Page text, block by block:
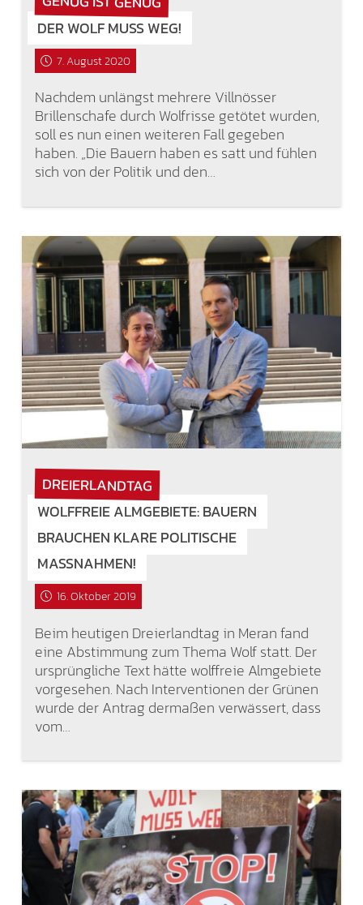
DER WOLF MUSS WEG!
7. August 2020
Nachdem unlängst mehrere Villnösser
Brillenschafe durch Wolfrisse getötet wurden,
soll es nun einen weiteren Fall gegeben
haben. „Die Bauern haben es satt und fühlen
sich von der Politik und den…
DREIERLANDTAG
WOLFFREIE ALMGEBIETE: BAUERN
BRAUCHEN KLARE POLITISCHE
MASSNAHMEN!
16. Oktober 2019
Beim heutigen Dreierlandtag in Meran fand
eine Abstimmung zum Thema Wolf statt. Der
ursprüngliche Text hätte wolffreie Almgebiete
vorgesehen. Nach Interventionen der Grünen
wurde der Antrag dermaßen verwässert, dass
vom…